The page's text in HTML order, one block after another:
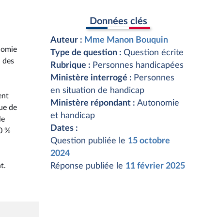
des
de
%
Données clés
Auteur : Mme Manon Bouquin
Type de question : Question écrite
Rubrique : Personnes handicapées
Ministère interrogé : Personnes
en situation de handicap
Ministère répondant : Autonomie
et handicap
Dates :
Question publiée le 15 octobre
2024
Réponse publiée le 11 février 2025